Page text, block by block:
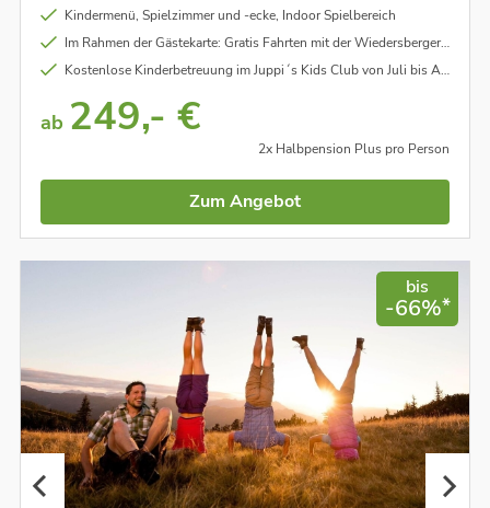
Kindermenü, Spielzimmer und -ecke, Indoor Spielbereich
Im Rahmen der Gästekarte: Gratis Fahrten mit der Wiedersbergerhornbahn (mit dem Lauserland) und die Reither Kogel Bahn - unter Vorbehalt
Kostenlose Kinderbetreuung im Juppi´s Kids Club von Juli bis August - unter Vorbehalt
ab 249,- €
2x Halbpension Plus pro Person
Zum Angebot
bis
-66%*